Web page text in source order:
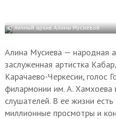
© личный архив Алины Мусиевой
Алина Мусиева — народная
заслуженная артистка
Карачаево-Черкесии, голос
филармонии им. А.
слушателей. В ее жизни
миллионные просмотры и